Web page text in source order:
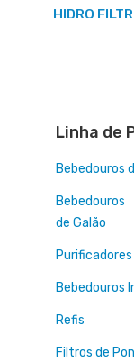
HIDRO
Linha de
Bebedouros
Bebedouros
de Galão
Bebedouros
Refis
Filtros de